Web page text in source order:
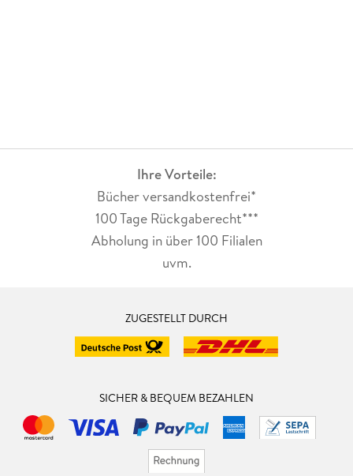
Ihre Vorteile:
Bücher versandkostenfrei*
100 Tage Rückgaberecht***
Abholung in über 100 Filialen
uvm.
ZUGESTELLT DURCH
SICHER & BEQUEM BEZAHLEN